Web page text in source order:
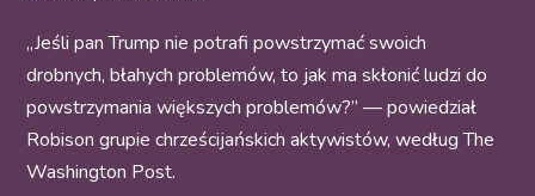
„Jeśli pan Trump nie potrafi powstrzymać swoich
drobnych, błahych problemów, to jak ma skłonić ludzi do
powstrzymania większych problemów?” — powiedział
Robison grupie chrześcijańskich aktywistów, według The
Washington Post.